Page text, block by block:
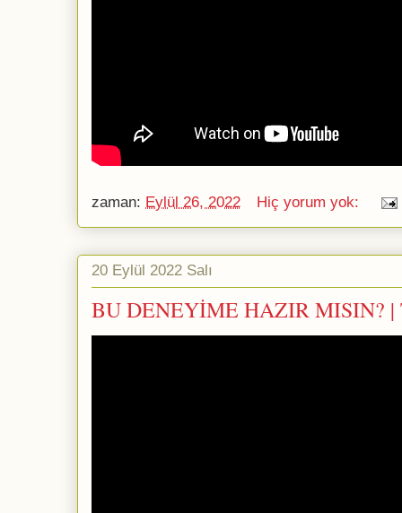
zaman: Eylül 26, 2022 Hiç yorum yok:
20 Eylül 2022 Salı
BU DENEYİME HAZIR MISIN? |